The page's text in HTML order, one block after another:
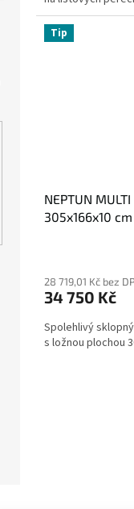
Tip
NEPTUN
305x166x10 cm
28 719,01 Kč bez
34 750 Kč
Spolehlivý
s ložnou plochou